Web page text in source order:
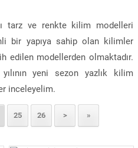
tarz ve renkte kilim modelleri
bir yapıya sahip olan kilimler
edilen modellerden olmaktadır.
yeni sezon yazlık kilim
inceleyelim.
25 26 > »